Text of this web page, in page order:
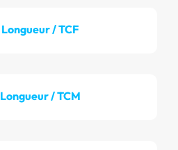
Longueur / TCF
Longueur / TCM